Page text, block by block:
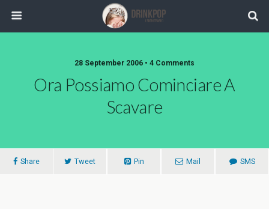
28 September 2006 • 4 Comments
Ora Possiamo Cominciare A
Scavare
Share Tweet Pin Mail SMS